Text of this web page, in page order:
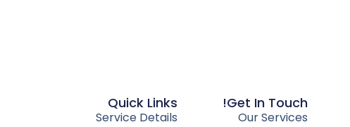
Get In Touch!
Our Services
Quick Links
Service Details